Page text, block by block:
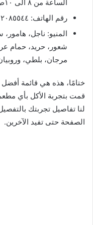
الساعة من ٨ الى ١٠ص، ومن ١ إلى ١١م.
رقم الهاتف: ٠١١٢٠٨٥٥٤٤.
المنيو: ناجل،
شعور، حريد، حمام
مرجان، بلطي،
ختامًا، هذه هي قائمة أفضل
قمت بتجربة الأكل بأي
لنا تفاصيل تجربتك
الصفحة حتى تفيد الآخرين.